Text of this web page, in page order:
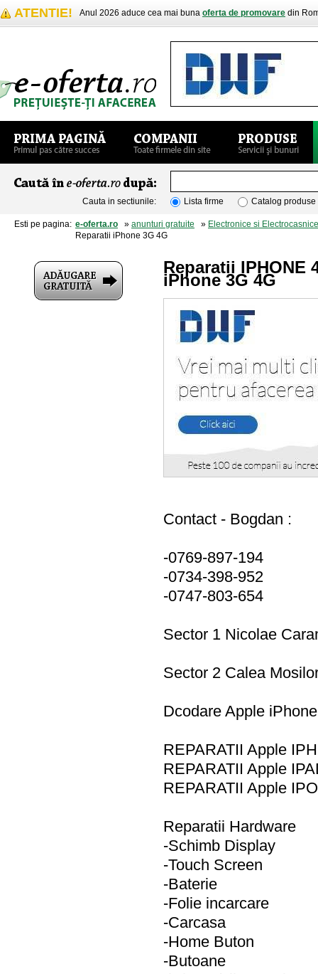
ATENTIE! Anul 2026 aduce cea mai buna oferta de promovare din
Cauta in sectiunile: Lista firme Catalog produse
Esti pe pagina: e-oferta.ro » anunturi gratuite » Electronice si Electrocasnice
Reparatii iPhone 3G 4G
Reparatii IPHONE
iPhone 3G 4G
Contact - Bogdan :
-0769-897-194
-0734-398-952
-0747-803-654
Sector 1 Nicolae
Sector 2 Calea
Dcodare Apple
REPARATII Apple
REPARATII Apple
REPARATII Apple
Reparatii Hardware
-Schimb Display
-Touch Screen
-Baterie
-Folie incarcare
-Carcasa
-Home Buton
-Butoane